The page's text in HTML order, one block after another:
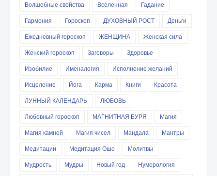
Волшебные свойства
Вселенная
Гадание
Гармония
Гороскоп ДУХОВНЫЙ РОСТ
Деньги
Ежедневный гороскоп
ЖЕНЩИНА
Женская сила
Женский гороскоп
Заговоры
Здоровье
Изобилие
Именалогия
Исполнение желаний
Исцеление
Йога Карма Книги
Красота
ЛУННЫЙ КАЛЕНДАРЬ
ЛЮБОВЬ
Любовный гороскоп
МАГНИТНАЯ БУРЯ
Магия
Магия камней
Магия чисел Мандала
Мантры
Медитации
Медитация Ошо
Молитвы
Мудрость
Мудры Новый год
Нумерология